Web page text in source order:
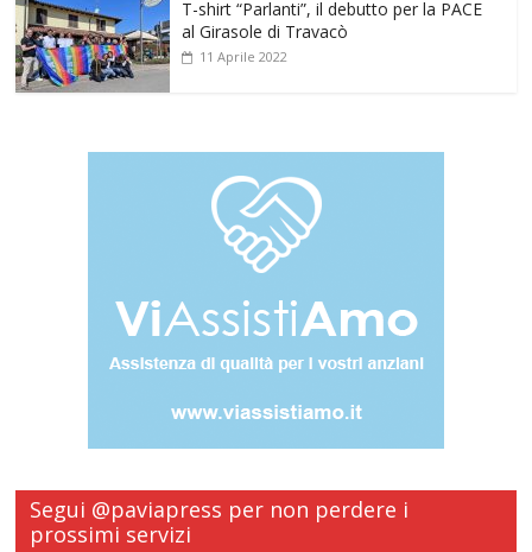
T-shirt “Parlanti”, il debutto per la PACE
al Girasole di Travacò
11 Aprile 2022
Segui @paviapress per non perdere i
prossimi servizi